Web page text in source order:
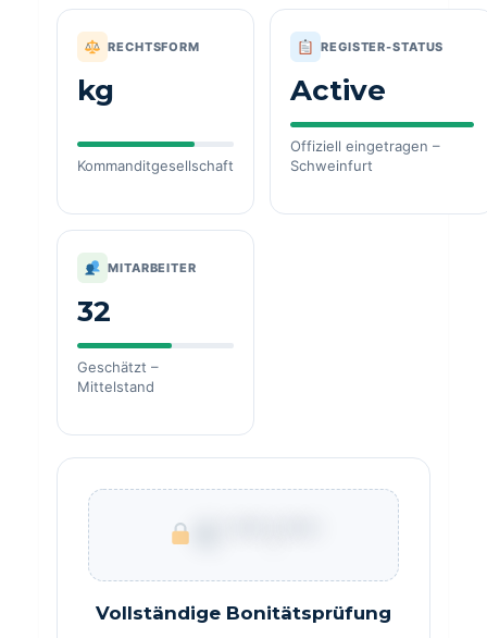
RECHTSFORM
kg
Kommanditgesellschaft
REGISTER-STATUS
Active
Offiziell eingetragen –
Schweinfurt
MITARBEITER
32
Geschätzt –
Mittelstand
Vollständige Bonitätsprüfung